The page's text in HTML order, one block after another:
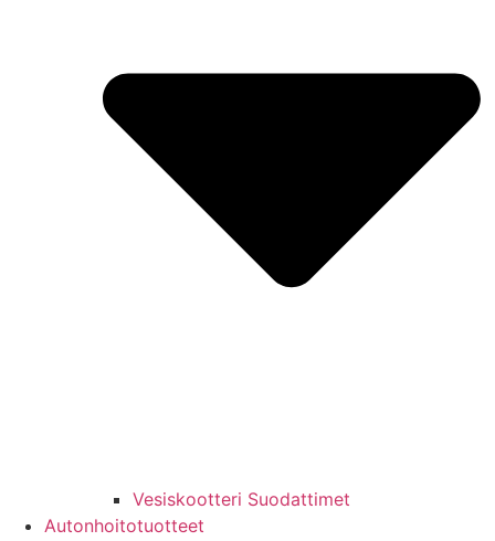
Vesiskootteri Suodattimet
Autonhoitotuotteet